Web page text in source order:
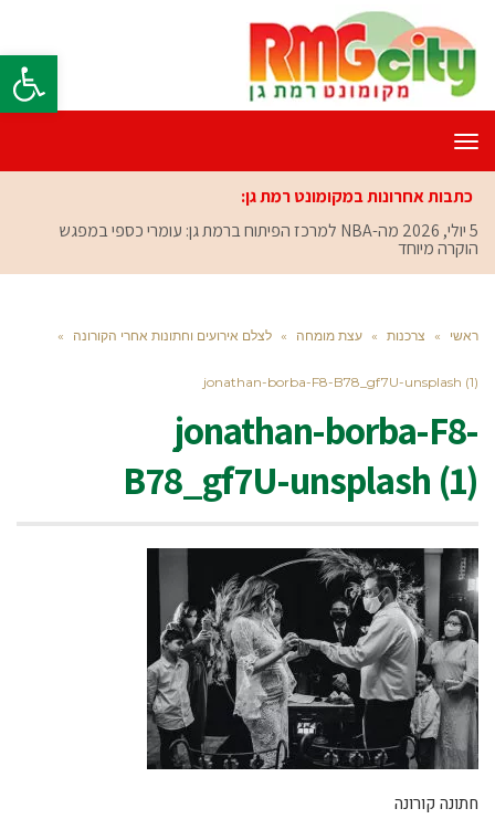
פתח
תפריט
כתבות אחרונות במקומונט רמת גן:
5 יולי, 2026
מה-NBA למרכז הפיתוח ברמת גן: עומרי כספי במפגש
הוקרה מיוחד
ראשי » צרכנות » עצת מומחה » לצלם אירועים וחתונות אחרי הקורונה »
jonathan-borba-F8-B78_gf7U-unsplash (1)
jonathan-borba-F8-
B78_gf7U-unsplash (1)
חתונה קורונה